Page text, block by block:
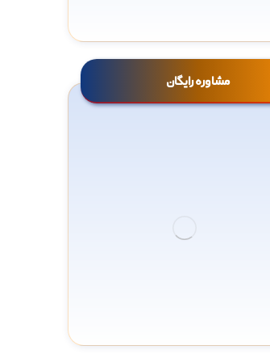
مشاوره رایگان